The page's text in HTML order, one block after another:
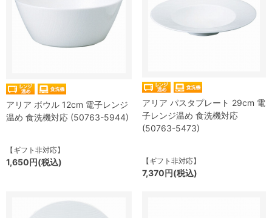
アリア ボウル 12cm 電子レンジ
温め 食洗機対応 (50763-5944)
【ギフト非対応】
1,650円(税込)
アリア パスタプレート 29cm 電
子レンジ温め 食洗機対応
(50763-5473)
【ギフト非対応】
7,370円(税込)